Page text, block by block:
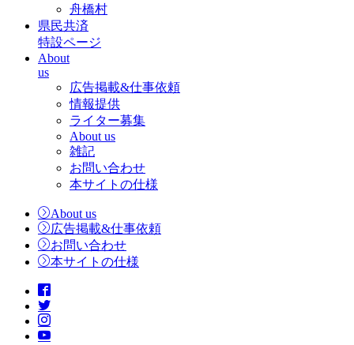
舟橋村
県民共済
特設ページ
About
us
広告掲載&仕事依頼
情報提供
ライター募集
About us
雑記
お問い合わせ
本サイトの仕様
About us
広告掲載&仕事依頼
お問い合わせ
本サイトの仕様